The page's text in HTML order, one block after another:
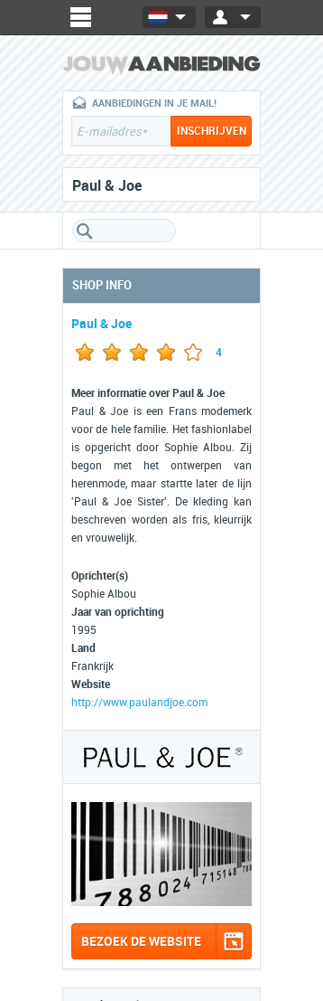
AANBIEDINGEN IN JE MAIL!
Paul & Joe
SHOP INFO
Paul & Joe
4
Meer informatie over Paul & Joe
Paul & Joe is een Frans modemerk
voor de hele familie. Het fashionlabel
is opgericht door Sophie Albou. Zij
begon met het ontwerpen van
herenmode, maar startte later de lijn
'Paul & Joe Sister'. De kleding kan
beschreven worden als fris, kleurrijk
en vrouwelijk.
Oprichter(s)
Sophie Albou
Jaar van oprichting
1995
Land
Frankrijk
Website
http://www.paulandjoe.com
BEZOEK DE WEBSITE